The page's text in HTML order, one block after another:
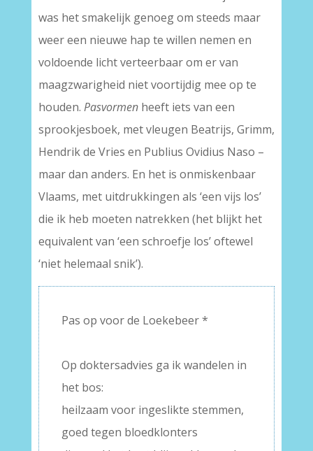
was het smakelijk genoeg om steeds maar
weer een nieuwe hap te willen nemen en
voldoende licht verteerbaar om er van
maagzwarigheid niet voortijdig mee op te
houden. Pasvormenheeft iets van een
sprookjesboek, met vleugen Beatrijs, Grimm,
Hendrik de Vries en Publius Ovidius Naso –
maar dan anders. En het is onmiskenbaar
Vlaams, met uitdrukkingen als ‘een vijs los’
die ik heb moeten natrekken (het blijkt het
equivalent van ‘een schroefje los’ oftewel
‘niet helemaal snik’).
Pas op voor de Loekebeer *
Op doktersadvies ga ik wandelen in
het bos:
heilzaam voor ingeslikte stemmen,
goed tegen bloedklonters